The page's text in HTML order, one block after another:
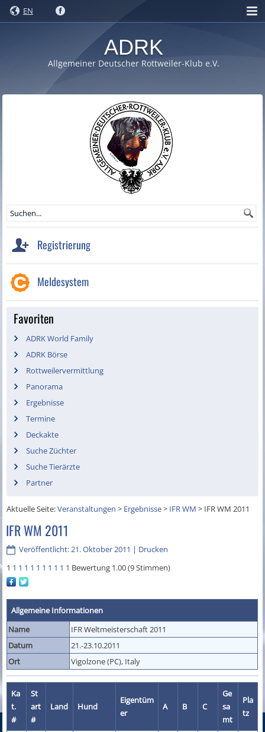
EN
ADRK
Allgemeiner Deutscher Rottweiler-Klub e.V.
Registrierung
Meldesystem
Favoriten
ADRK World Family
ADRK Börse
Rottweilervermittlung
Panorama
Ergebnisse
Termine
Deckakte
Suche Züchter
Suche Tierärzte
Partner
Aktuelle Seite:Veranstaltungen > Ergebnisse> IFR WM > IFR WM 2011
IFR WM 2011
Veröffentlicht: 21. Oktober 2011 | Drucken
1 1 1 1 1 1 1 1 1 1 1 Bewertung 1.00 (9 Stimmen)
Allgemeine Informationen
Name
IFR Weltmeisterschaft 2011
Datum
21.-23.10.2011
Ort
Vigolzone (PC), Italy
Ka
t.
#
St
art
#
Land Hund
Eigentüm
er
A B C
Ge
sa
mt
Pla
tz